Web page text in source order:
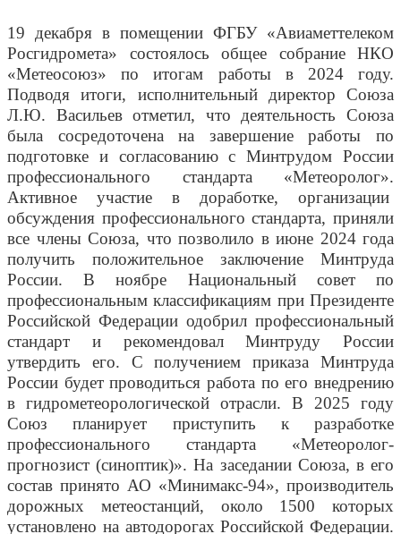
19 декабря в помещении ФГБУ «Авиаметтелеком
Росгидромета» состоялось общее собрание НКО
«Метеосоюз» по итогам работы в 2024 году.
Подводя итоги, исполнительный директор Союза
Л.Ю. Васильев отметил, что деятельность Союза
была сосредоточена на завершение работы по
подготовке и согласованию с Минтрудом России
профессионального стандарта «Метеоролог».
Активное участие в доработке, организации
обсуждения профессионального стандарта, приняли
все члены Союза, что позволило в июне 2024 года
получить положительное заключение Минтруда
России. В ноябре Национальный совет по
профессиональным классификациям при Президенте
Российской Федерации одобрил профессиональный
стандарт и рекомендовал Минтруду России
утвердить его. С получением приказа Минтруда
России будет проводиться работа по его внедрению
в гидрометеорологической отрасли. В 2025 году
Союз планирует приступить к разработке
профессионального стандарта «Метеоролог-
прогнозист (синоптик)». На заседании Союза, в его
состав принято АО «Минимакс-94», производитель
дорожных метеостанций, около 1500 которых
установлено на автодорогах Российской Федерации.